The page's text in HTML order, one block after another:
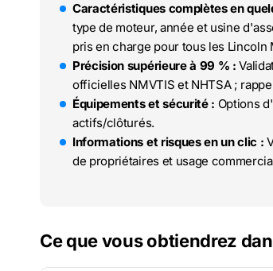
Caractéristiques complètes en
type de moteur, année et usine
pris en charge pour tous les Lincoln
Précision supérieure à 99 % :
officielles NMVTIS et NHTSA ;
Équipements et sécurité : Options
actifs/clôturés.
Informations et risques en un clic :
de propriétaires et usage
Ce que vous obtiendrez